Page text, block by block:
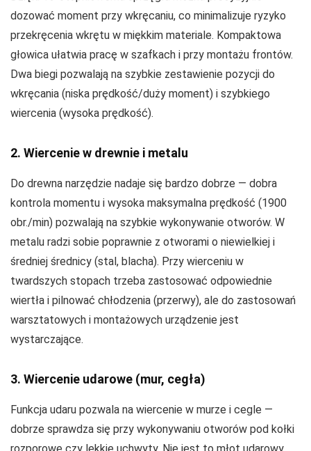
dozować moment przy wkręcaniu, co minimalizuje ryzyko
przekręcenia wkrętu w miękkim materiale. Kompaktowa
głowica ułatwia pracę w szafkach i przy montażu frontów.
Dwa biegi pozwalają na szybkie zestawienie pozycji do
wkręcania (niska prędkość/duży moment) i szybkiego
wiercenia (wysoka prędkość).
2. Wiercenie w drewnie i metalu
Do drewna narzędzie nadaje się bardzo dobrze — dobra
kontrola momentu i wysoka maksymalna prędkość (1900
obr./min) pozwalają na szybkie wykonywanie otworów. W
metalu radzi sobie poprawnie z otworami o niewielkiej i
średniej średnicy (stal, blacha). Przy wierceniu w
twardszych stopach trzeba zastosować odpowiednie
wiertła i pilnować chłodzenia (przerwy), ale do zastosowań
warsztatowych i montażowych urządzenie jest
wystarczające.
3. Wiercenie udarowe (mur, cegła)
Funkcja udaru pozwala na wiercenie w murze i cegle —
dobrze sprawdza się przy wykonywaniu otworów pod kołki